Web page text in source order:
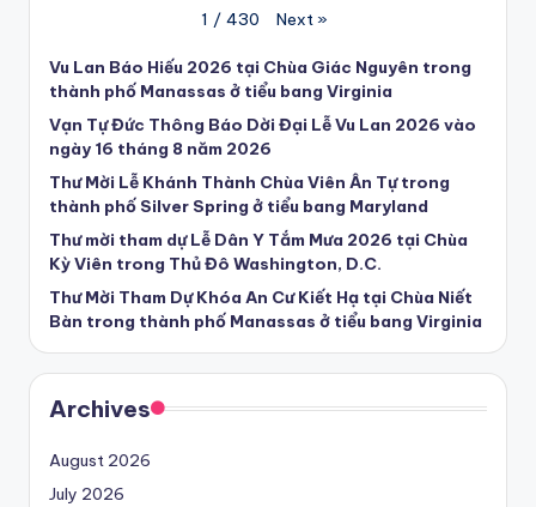
1 / 430 Next »
Vu Lan Báo Hiếu 2026 tại Chùa Giác Nguyên trong
thành phố Manassas ở tiểu bang Virginia
Vạn Tự Đức Thông Báo Dời Đại Lễ Vu Lan 2026 vào
ngày 16 tháng 8 năm 2026
Thư Mời Lễ Khánh Thành Chùa Viên Ân Tự trong
thành phố Silver Spring ở tiểu bang Maryland
Thư mời tham dự Lễ Dân Y Tắm Mưa 2026 tại Chùa
Kỳ Viên trong Thủ Đô Washington, D.C.
Thư Mời Tham Dự Khóa An Cư Kiết Hạ tại Chùa Niết
Bàn trong thành phố Manassas ở tiểu bang Virginia
Archives
August 2026
July 2026